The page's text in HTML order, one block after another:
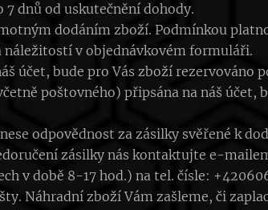
7 dnů od uskutečnění dohody.
dodáním zboží. Podmínkou
náležitostí v objednávkovém formuláři.
účet, bude pro Vás zboží rezervováno
poštovného) připsána na náš účet,
odpovědnost za zásilky svěřené k
zásilky nás kontaktujte e-
v době 8-17 hod.) na tel. čísle:
Náhradní zboží Vám zašleme, či